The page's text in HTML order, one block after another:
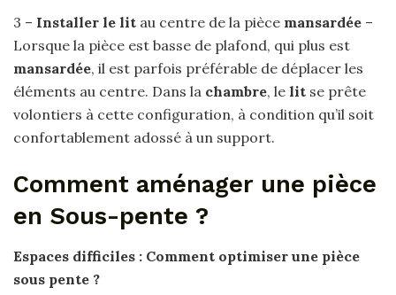
3 – Installer le lit au centre de la pièce mansardée –
Lorsque la pièce est basse de plafond, qui plus est
mansardée, il est parfois préférable de déplacer les
éléments au centre. Dans la chambre, le lit se prête
volontiers à cette configuration, à condition qu’il soit
confortablement adossé à un support.
Comment aménager une pièce
en Sous-pente ?
Espaces difficiles : Comment optimiser une pièce
sous pente ?